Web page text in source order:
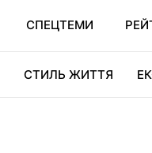
СПЕЦТЕМИ
СТИЛЬ ЖИТТЯ